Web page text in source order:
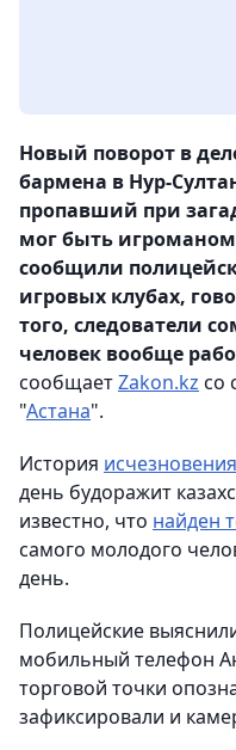
Новый поворот в
бармена в Нур-
пропавший при
мог быть
сообщили
игровых клубах,
того, следователи
человек вообще
сообщаетZakon.kz со
"Астана".
История исчезновения
день будоражит
известно, что найден
самого молодого
день.
Полицейские
мобильный телефон
торговой точки
зафиксировали и